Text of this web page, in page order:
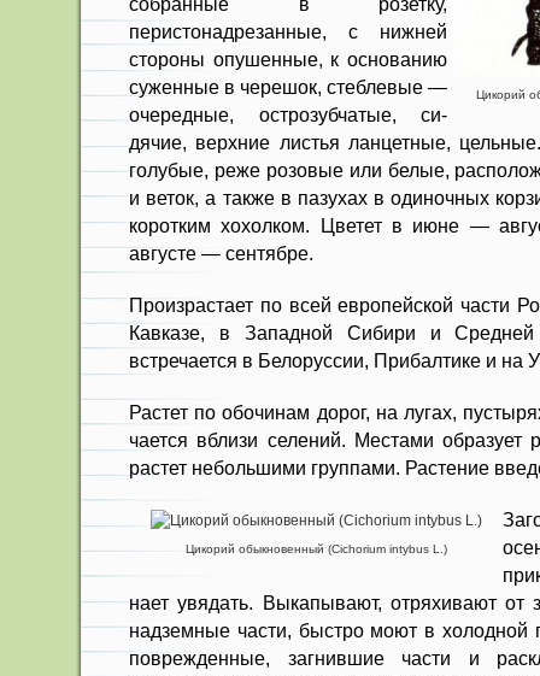
Цикорий
перистонадрезанные, с нижней
стороны опушенные, к основанию
суженные в черешок, стеб­левые —
очередные, острозубчатые, си­
дячие, верхние листья ланцетные,
голубые, реже розовые или белые,
и веток, а также в пазухах в одиночных
коротким хохолком. Цветет в июне —
августе — сентяб­ре.
Произрастает по всей европейской части
Кав­казе, в Западной Сибири и
встречается в Белоруссии, Прибалтике и на
Растет по обочинам дорог, на лу­гах,
чается вблизи селений. Местами обра­зует
растет небольшими группами. Растение
Цикорий обыкновенный (Cichorium intybus L.)
нает увядать. Выкапывают, отряхива­ют
над­земные части, быстро моют в холодной
поврежден­ные, загнившие части и